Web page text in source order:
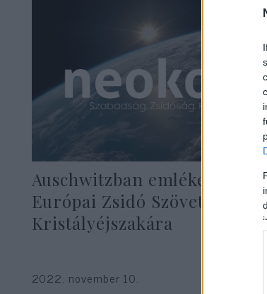
Auschwitzban emlékezett az
Európai Zsidó Szövetség a
Kristályéjszakára
2022. november 10.